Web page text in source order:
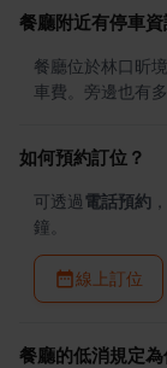
餐廳附近有停車資
餐廳位於林口昕
車費。旁邊也有
如何預約訂位？
可透過電話預約
鐘。
線上訂位
餐廳的低消規定為